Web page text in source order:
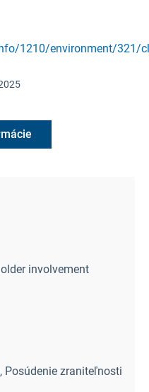
1210/environment/321/
involvement
Posúdenie zraniteľnosti